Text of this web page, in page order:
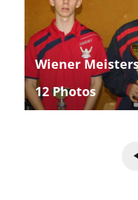
Wiener
12 Photos